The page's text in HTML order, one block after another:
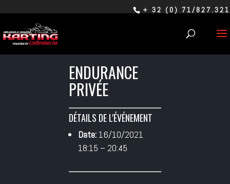
+ 32 (0) 71/827.321
ENDURANCE
PRIVÉE
DÉTAILS DE L'ÉVÉNEMENT
Date: 16/10/2021
18:15 – 20:45